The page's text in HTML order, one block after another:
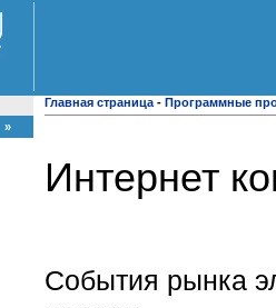
Главная страница - Программные
Интернет
События рынка